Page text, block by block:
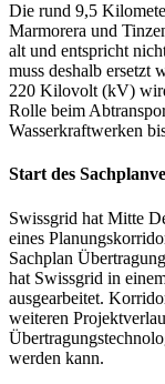
Die rund 9,5
Marmorera und
alt und entspricht
muss deshalb ersetzt
220 Kilovolt (kV)
Rolle beim
Wasserkraftwerken
Start des
Swissgrid hat Mitte
eines
Sachplan
hat Swissgrid in
ausgearbeitet.
weiteren
werden kann.